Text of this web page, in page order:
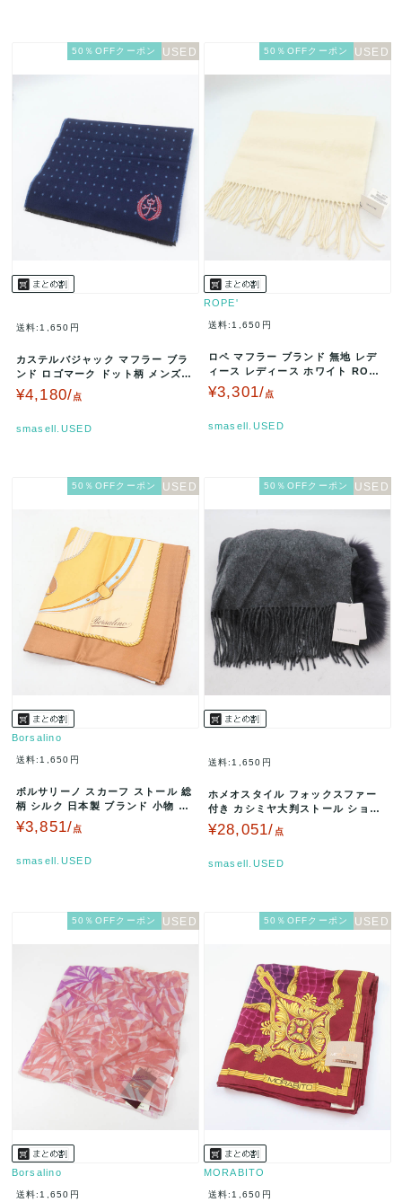
50％OFFクーポン
送料:1,650円
カステルバジャック マフラー ブラ
ンド ロゴマーク ドット柄 メンズ
ネイビー JC de CAST…
¥4,180/点
smasell.USED
50％OFFクーポン
ROPE'
送料:1,650円
ロペ マフラー ブランド 無地 レデ
ィース レディース ホワイト ROP
E' 【中古】
¥3,301/点
smasell.USED
50％OFFクーポン
Borsalino
送料:1,650円
ボルサリーノ スカーフ ストール 総
柄 シルク 日本製 ブランド 小物 レ
ディース ブラウン Bor…
¥3,851/点
smasell.USED
50％OFFクーポン
送料:1,650円
ホメオスタイル フォックスファー
付き カシミヤ大判ストール ショー
ル 和装羽織 ブランド 小物 レデ…
¥28,051/ 点
smasell.USED
50％OFFクーポン
Borsalino
送料:1,650円
50％OFFクーポン
MORABITO
送料:1,650円